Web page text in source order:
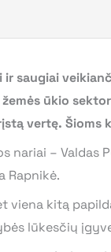
saugiai
ūkio
vertę. Šioms
– Valdas
Rapnikė.
viena kitą
lūkesčių